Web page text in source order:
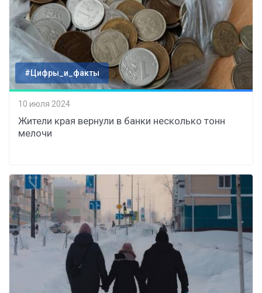
#Цифры_и_факты
10 июля 2024
Жители края вернули в банки несколько тонн
мелочи